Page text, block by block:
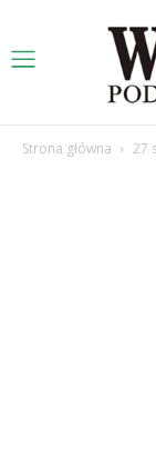
Strona główna 27